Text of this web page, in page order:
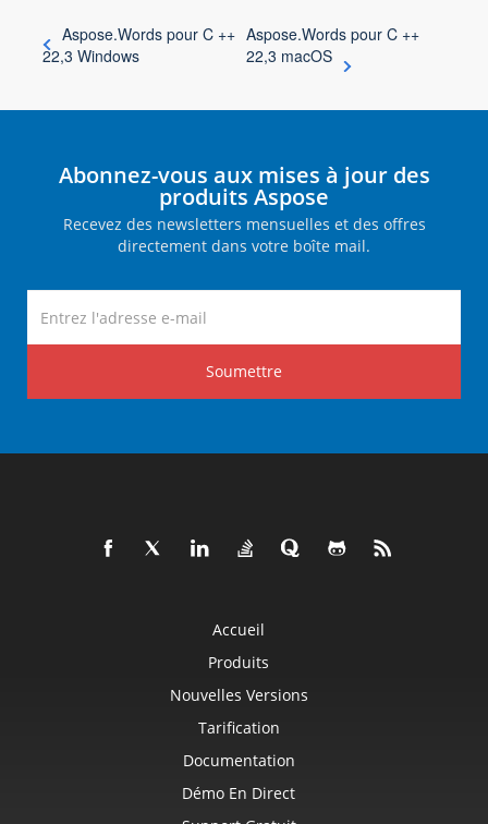
Aspose.Words pour C ++
22,3 Windows
Aspose.Words pour C ++
22,3 macOS
Abonnez-vous aux mises à jour des
produits Aspose
Recevez des newsletters mensuelles et des offres
directement dans votre boîte mail.
Soumettre
Accueil
Produits
Nouvelles Versions
Tarification
Documentation
Démo En Direct